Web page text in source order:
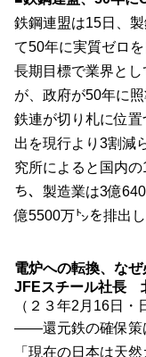
鉄鋼連盟は15日、
て50年に実質ゼロを
長期目標で業界とし
が、政府が50年に
鉄連が切り札に位置
出を現行より 3割減
究所によると国内の
ち、製造業は3億
億5500万㌧を排出し
電炉への転換、な
JFEスチール社
（２３年2月16日・
――還元鉄の確保策
「現在の日本は天